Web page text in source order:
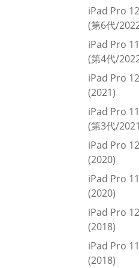
iPad Pro
(第6代/
iPad Pro
(第4代/
iPad Pro
(2021)
iPad Pro
(第3代/
iPad Pro
(2020)
iPad Pro
(2020)
iPad Pro
(2018)
iPad Pro
(2018)